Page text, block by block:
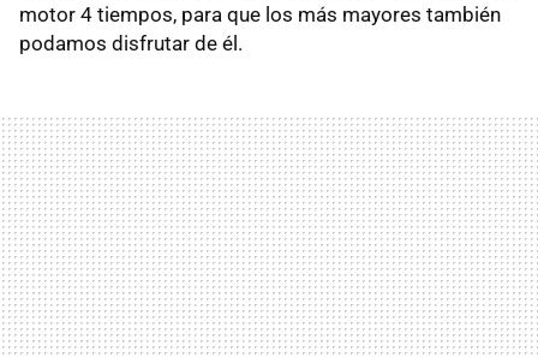
motor 4 tiempos, para que los más mayores también
podamos disfrutar de él.